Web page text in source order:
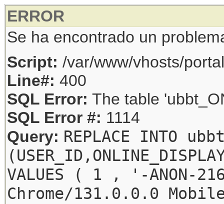
ERROR
Se ha encontrado un
Script: /var/www/vhosts/
Line#: 400
SQL Error: The table
SQL Error #: 1114
Query: REPLACE INTO
VALUES ( 1 , '-
Chrome/131.0.0.0